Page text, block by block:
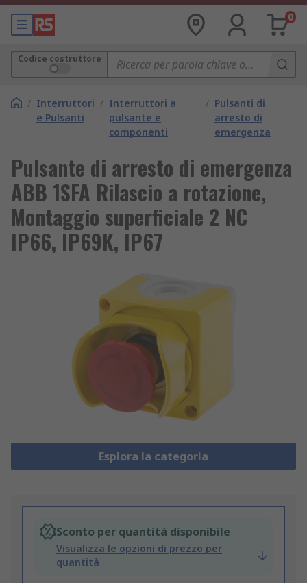
0
Codice costruttore
/ Interruttori
e Pulsanti
/ Interruttori a
pulsante e
componenti
/ Pulsanti di
arresto di
emergenza
Pulsante di arresto di emergenza
ABB 1SFA Rilascio a rotazione,
Montaggio superficiale 2 NC
IP66, IP69K, IP67
Esplora la categoria
Sconto per quantità disponibile
Visualizza le opzioni di prezzo per
quantità